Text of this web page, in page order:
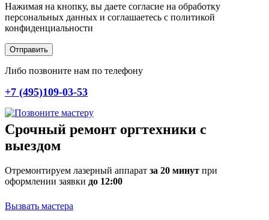
Нажимая на кнопку, вы даете согласие на обработку
персональных данных и соглашаетесь c политикой
конфиденциальности
Отправить
Либо позвоните нам по телефону
+7 (495)109-03-53
Срочный ремонт оргтехники с
выездом
Отремонтируем лазерный аппарат за 20 минут при
оформлении заявки до 12:00
Вызвать мастера